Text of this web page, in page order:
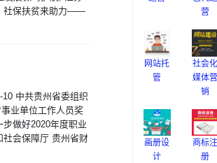
社保扶贫来助力——
中共贵州省委组织
业单位工作人员奖
做好2020年度职业
社会保障厅 贵州省财
营
网站托
管
社会化
媒体营
销
画册设
计
商标注
册